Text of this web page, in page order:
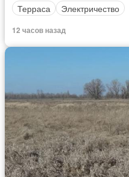
Терраса
Электричество
12 часов назад